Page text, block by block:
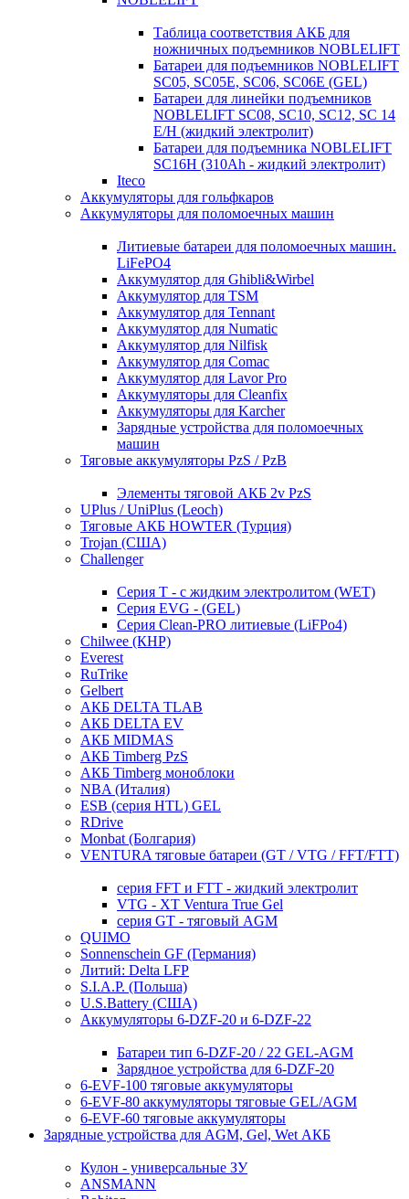
Таблица соответствия АКБ для
ножничных подъемников NOBLELIFT
Батареи для подъемников NOBLELIFT
SC05, SC05E, SC06, SC06E (GEL)
Батареи для линейки подъемников
NOBLELIFT SC08, SC10, SC12, SC 14
E/H (жидкий электролит)
Батареи для подъемника NOBLELIFT
SC16H (310Ah - жидкий электролит)
Iteco
Аккумуляторы для гольфкаров
Аккумуляторы для поломоечных машин
Литиевые батареи для поломоечных машин.
LiFePO4
Аккумулятор для Ghibli&Wirbel
Аккумулятор для TSM
Аккумулятор для Tennant
Аккумулятор для Numatic
Аккумулятор для Nilfisk
Аккумулятор для Comac
Аккумулятор для Lavor Pro
Аккумуляторы для Cleanfix
Аккумуляторы для Karcher
Зарядные устройства для поломоечных
машин
Тяговые аккумуляторы PzS / PzB
Элементы тяговой АКБ 2v PzS
UPlus / UniPlus (Leoch)
Тяговые АКБ HOWTER (Турция)
Trojan (США)
Challenger
Серия T - с жидким электролитом (WET)
Серия EVG - (GEL)
Серия Clean-PRO литиевые (LiFPo4)
Chilwee (КНР)
Everest
RuTrike
Gelbert
АКБ DELTA TLAB
АКБ DELTA EV
АКБ MIDMAS
АКБ Timberg PzS
АКБ Timberg моноблоки
NBA (Италия)
ESB (серия HTL) GEL
RDrive
Monbat (Болгария)
VENTURA тяговые батареи (GT / VTG / FFT/FTT)
серия FFT и FTT - жидкий электролит
VTG - XT Ventura True Gel
серия GT - тяговый AGM
QUIMO
Sonnenschein GF (Германия)
Литий: Delta LFP
S.I.A.P. (Польша)
U.S.Battery (США)
Аккумуляторы 6-DZF-20 и 6-DZF-22
Батареи тип 6-DZF-20 / 22 GEL-AGM
Зарядное устройства для 6-DZF-20
6-EVF-100 тяговые аккумуляторы
6-EVF-80 аккумуляторы тяговые GEL/AGM
6-EVF-60 тяговые аккумуляторы
Зарядные устройства для AGM, Gel, Wet АКБ
Кулон - универсальные ЗУ
ANSMANN